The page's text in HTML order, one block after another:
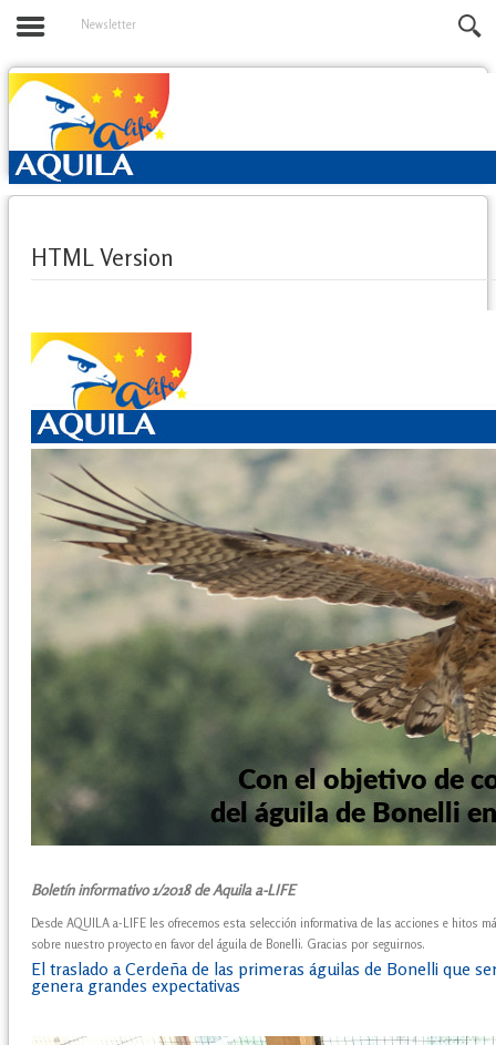
Newsletter
HTML Version
Boletín informativo 1/2018 de Aquila a-LIFE
Desde AQUILA a-LIFE les ofrecemos esta selección informativa de las acciones e hitos
sobre nuestro proyecto en favor del águila de Bonelli. Gracias por seguirnos.
El traslado a Cerdeña de las primeras águilas de Bonelli que
genera grandes expectativas